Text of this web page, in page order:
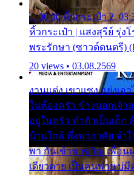
1. 00:00 หิ้วกระเป๋า 2.
หิ้วกระเป๋า | แสงสุรีย์ รุ่ง
พระรักษา (ซาวด์ดนตรี)
20 views • 03.08.2569
งานแต่ง เขาแซง แย่งเ
ในห้องครัว ข้างนอกเจ้า
อยู่ในครัว ทำตัวเป็นเด็ก
บ้านใกล้ พึ่งพาอาศัย จำใ
พา กันเข้าพาขวัญ เพื่อน
เดียวดาย เป็นคนพ่าย บ่มี